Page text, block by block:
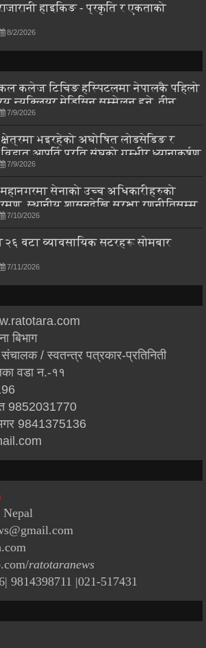
हाइकिङ - प्रकृति र एकताको
8/2/2026
कलेज टिचिङ हस्पिटलमा नेपालकै पहिलो
न्यूक्लियर मेडिसिन सम्मेलन हुने, तीन
एकै मञ्चमा
7/9/2026
भइरहेको अघोषित लोडसेडिङ र
आपूर्ति प्रति संघको गम्भीर ध्यानाकर्षण
7/9/2026
महानगरमा सेनाको उच्च अधिकारीहरुको
स्थानीय शासनदेखि सुरक्षा रणनीतिसम्म
7/10/2026
वटा व्यावसायिक सटरहरू सोमबार
7/11/2026
बिभाग
संचालक / स्वतन्त्र पत्रकार-प्रतिनिती
वडा न.-११
9852031770
मगर 9841375136
ratotaranews
9814398711 |021-517431